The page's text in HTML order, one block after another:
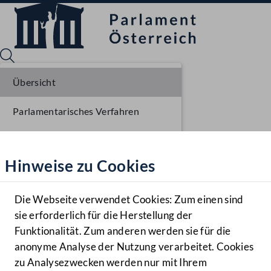
Hilfe
Benutzer
Navigationsmenü öffnen
MENÜ
Hinweise zu Cookies
Die Webseite verwendet Cookies: Zum einen sind
sie erforderlich für die Herstellung der
Funktionalität. Zum anderen werden sie für die
anonyme Analyse der Nutzung verarbeitet. Cookies
zu Analysezwecken werden nur mit Ihrem
Übersicht
Parlamentarisches Verfahren
Plenarberatungen NR